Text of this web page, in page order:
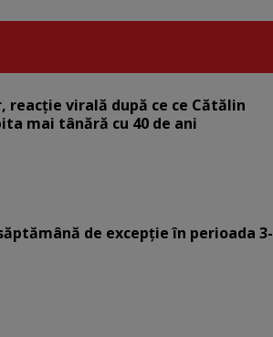
reacție virală după ce ce Cătălin
mai tânără cu 40 de ani
de excepție în perioada 3-